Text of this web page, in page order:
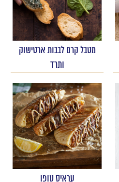
מטבל קרם לבבות ארטישוק
ותרד
עראיס טופו